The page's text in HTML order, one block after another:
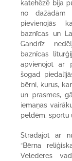
katehēzē bija
no dažādām
pievienojās
baznīcas un
Gandrīz
baznīcas
apvienojot ar
šogad
bērni, kurus,
un prasmes,
iemaņas
peldēm, sportu
Strādājot ar
“Bērna
Velederes